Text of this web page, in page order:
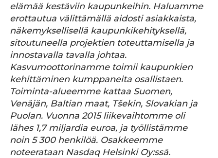
elämää kestäviin kaupunkeihin. Haluamme
erottautua välittämällä aidosti asiakkaista,
näkemyksellisellä kaupunkikehityksellä,
sitoutuneella projektien toteuttamisella ja
innostavalla tavalla johtaa.
Kasvumoottorinamme toimii kaupunkien
kehittäminen kumppaneita osallistaen.
Toiminta-alueemme kattaa Suomen,
Venäjän, Baltian maat, Tšekin, Slovakian ja
Puolan. Vuonna 2015 liikevaihtomme oli
lähes 1,7 miljardia euroa, ja työllistämme
noin 5 300 henkilöä. Osakkeemme
noteerataan Nasdaq Helsinki Oy:ssä.